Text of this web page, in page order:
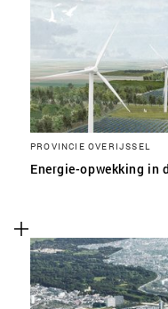
PROVINCIE OVERIJSSEL
Energie-opwekking in